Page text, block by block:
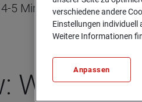
5 Minuten
Wie
verschiedene andere
Einstellungen individuell
Weitere Informationen
Anpassen